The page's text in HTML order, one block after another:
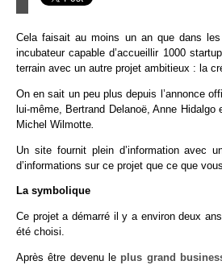
Cela faisait au moins un an que dans
incubateur capable d’accueillir 1000
terrain avec un autre projet ambitieux : la
On en sait un peu plus depuis l’annonce
lui-même, Bertrand Delanoë, Anne
Michel Wilmotte
Un site fournit plein d’information avec
d’informations sur ce projet que ce que
La symbolique
Ce projet a démarré il y a environ deux
été choisi.
Après être devenu le plus grand